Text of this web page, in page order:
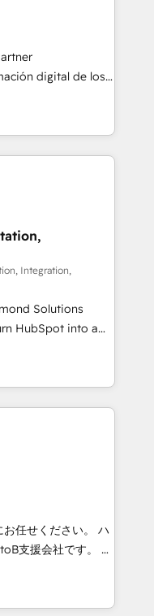
técnica para
retail, e-
y servicios,
para transformar
digital de los
en
Marketing, Ventas
con
en: 1.
nuestros
cliente 3.
de
Integration,
Solutions
HubSpot into a
💎HubSpot Audits,
powered
AI SEO &
Strategies &
Development &
on the
delivery and high
せください。 ハ
支援会社です。 ノ
の設計・運用、他
援、カスタマーサ
プ完結できる支援体